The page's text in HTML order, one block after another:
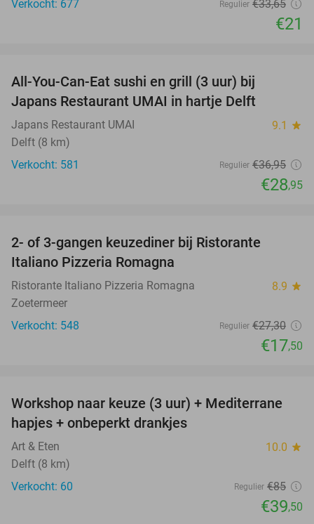
Verkocht: 677
Regulier €33,65
€21
All-You-Can-Eat sushi en grill (3 uur) bij
Japans Restaurant UMAI in hartje Delft
Japans Restaurant UMAI 9.1 star
Delft (8 km)
Verkocht: 581
Regulier €36,95
€28,95
2- of 3-gangen keuzediner bij Ristorante
Italiano Pizzeria Romagna
Ristorante Italiano Pizzeria Romagna 8.9 star
Zoetermeer
Verkocht: 548
Regulier €27,30
€17,50
54%
Workshop naar keuze (3 uur) + Mediterrane
hapjes + onbeperkt drankjes
Art & Eten 10.0 star
Delft (8 km)
Verkocht: 60
Regulier €85
€39,50